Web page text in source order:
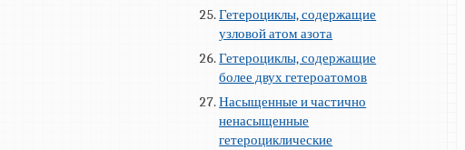
Гетероциклы, содержащие
узловой атом азота
Гетероциклы, содержащие
более двух гетероатомов
Насыщенные и частично
ненасыщенные
гетероциклические